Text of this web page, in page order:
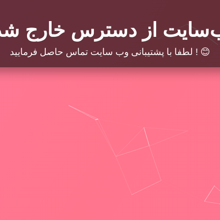
از دسترس خارج
لطفا با پشتیبانی وب سایت تماس حاصل فرمایید ! 😊